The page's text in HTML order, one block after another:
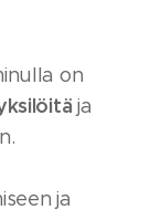
on
ja
ja